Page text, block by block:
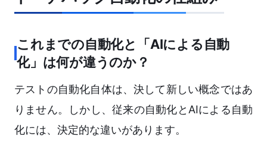
これまでの自動化と「AIによる自動
化」は何が違うのか？
テストの自動化自体は、決して新しい概念ではあ
りません。しかし、従来の自動化とAIによる自動
化には、決定的な違いがあります。